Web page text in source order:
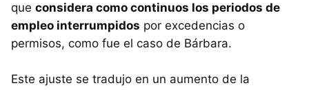
que considera como continuos los periodos de
empleo interrumpidos por excedencias o
permisos, como fue el caso de Bárbara.
Este ajuste se tradujo en un aumento de la